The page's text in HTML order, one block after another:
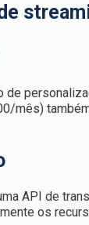
de
/mês)
API de
os